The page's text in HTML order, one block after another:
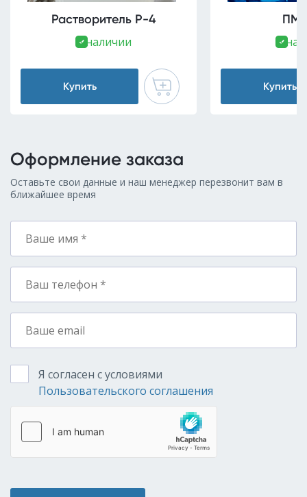
Растворитель Р-4
В наличии
Купить
В
Купить
Оформление заказа
Оставьте свои данные и наш менеджер перезвонит вам в
ближайшее время
Я согласен с условиями
Пользовательского соглашения